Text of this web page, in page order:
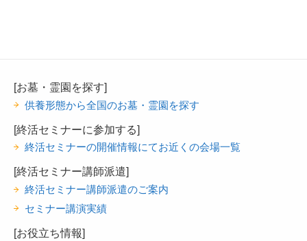
[お墓・霊園を探す]
供養形態から全国のお墓・霊園を探す
[終活セミナーに参加する]
終活セミナーの開催情報にてお近くの会場一覧
[終活セミナー講師派遣]
終活セミナー講師派遣のご案内
セミナー講演実績
[お役立ち情報]